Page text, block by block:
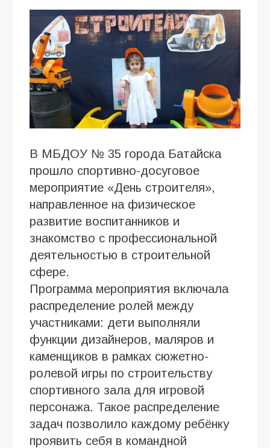
В МБДОУ № 35 города Батайска
прошло спортивно-досуговое
мероприятие «День строителя»,
направленное на физическое
развитие воспитанников и
знакомство с профессиональной
деятельностью в строительной
сфере.
Программа мероприятия включала
распределение ролей между
участниками: дети выполняли
функции дизайнеров, маляров и
каменщиков в рамках сюжетно-
ролевой игры по строительству
спортивного зала для игровой
персонажа. Такое распределение
задач позволило каждому ребёнку
проявить себя в командной